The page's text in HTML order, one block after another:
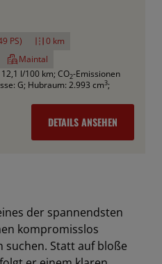
PS)
0 km
Maintal
l/100 km; CO2-Emissionen
G; Hubraum: 2.993 cm3;
DETAILS ANSEHEN
der spannendsten
kompromisslos
suchen. Statt auf bloße